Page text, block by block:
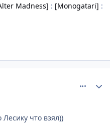
Madness] : [Monogatari] :
что взял))